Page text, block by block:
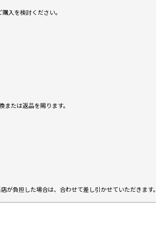
入を検討ください。
たは返品を賜ります。
負担した場合は、合わせて差し引かせていただきます。